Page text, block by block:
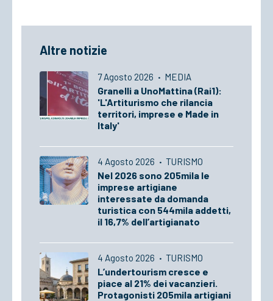
Altre notizie
7 Agosto 2026 · MEDIA
Granelli a UnoMattina (Rai1):
'L'Artiturismo che rilancia
territori, imprese e Made in
Italy'
4 Agosto 2026 · TURISMO
Nel 2026 sono 205mila le
imprese artigiane
interessate da domanda
turistica con 544mila addetti,
il 16,7% dell’artigianato
4 Agosto 2026 · TURISMO
L’undertourism cresce e
piace al 21% dei vacanzieri.
Protagonisti 205mila artigiani